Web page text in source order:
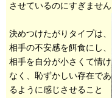
させているのにすぎません
決めつけたがりタイプは、
相手の不安感を餌食にし、
相手を自分が小さくて情け
なく、恥ずかしい存在であ
るように感じさせること